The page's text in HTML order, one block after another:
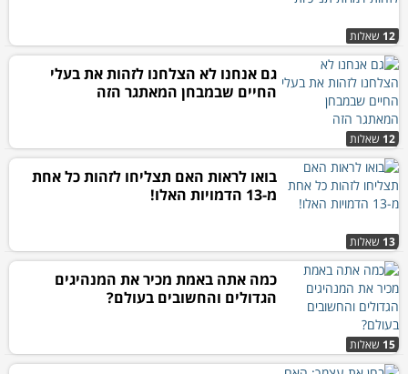
12 שאלות
12 שאלות
גם אנחנו לא הצלחנו לזהות את בעלי
החיים שבמבחן המאתגר הזה
13 שאלות
בואו לראות האם תצליחו לזהות כל אחת
מ-13 הדמויות האלו!
15 שאלות
כמה אתה באמת מכיר את המנהיגים
הגדולים והחשובים בעולם?